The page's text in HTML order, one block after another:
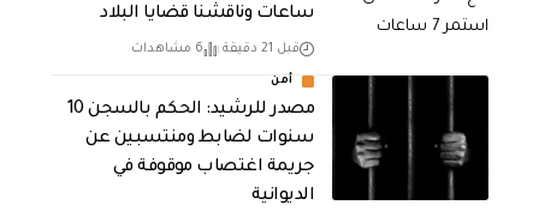
ساعات وناقشنا قضايا البلاد
قبل 21 دقيقة 6 مشاهدات
أمن
مصدر للرشيد: الحكم بالسجن 10
سنوات لضابط ومنتسبين عن
جريمة اغتصاب موقوفة في
الديوانية